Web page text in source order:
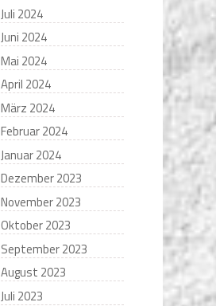
Juli 2024
Juni 2024
Mai 2024
April 2024
März 2024
Februar 2024
Januar 2024
Dezember 2023
November 2023
Oktober 2023
September 2023
August 2023
Juli 2023